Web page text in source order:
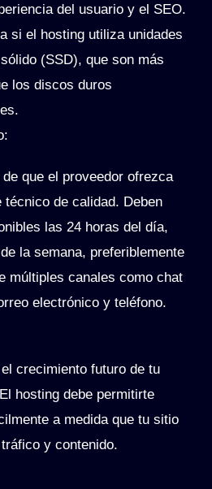
del usuario y el SEO.
si el hosting utiliza unidades
(SSD), que son más
los discos duros
:
que el proveedor ofrezca
técnico de calidad. Deben
las 24 horas del día,
la semana, preferiblemente
múltiples canales como chat
electrónico y teléfono.
crecimiento futuro de tu
hosting debe permitirte
a medida que tu sitio
y contenido.